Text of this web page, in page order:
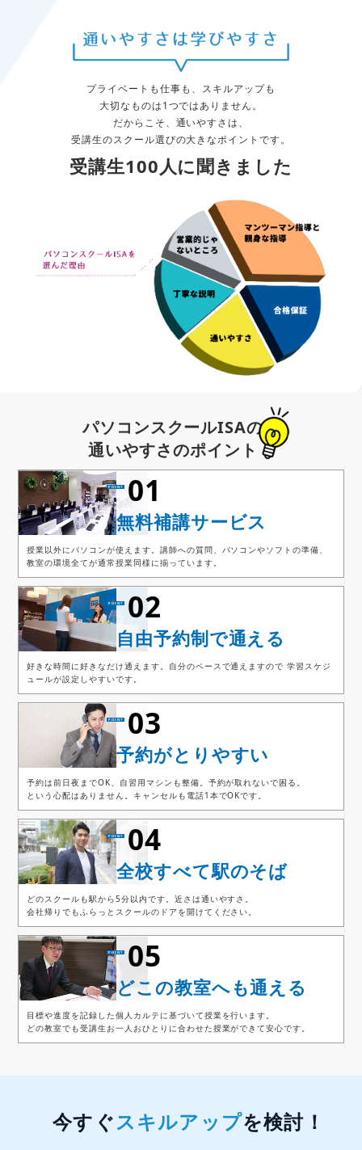
プライベートも仕事も、スキルアップも
大切なものは1つではありません。
だからこそ、通いやすさは、
受講生のスクール選びの大きなポイントです。
受講生100人に聞きました
パソコンスクールISAの
通いやすさのポイント
01
無料補講サービス
授業以外にパソコンが使えます。講師への質問、パソコンやソフトの準備、
教室の環境全てが通常授業同様に揃っています。
02
自由予約制で通える
好きな時間に好きなだけ通えます。自分のペースで通えますので 学習スケジ
ュールが設定しやすいです。
03
予約がとりやすい
予約は前日夜までOK、自習用マシンも整備。予約が取れないで困る。
という心配はありません。キャンセルも電話1本でOKです。
04
全校すべて駅のそば
どのスクールも駅から5分以内です。近さは通いやすさ。
会社帰りでもふらっとスクールのドアを開けてください。
05
どこの教室へも通える
目標や進度を記録した個人カルテに基づいて授業を行います。
どの教室でも受講生お一人おひとりに合わせた授業ができて安心です。
今すぐスキルアップを検討！